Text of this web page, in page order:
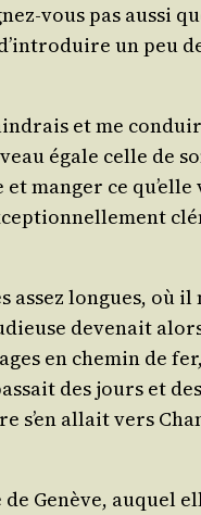
vous pas aus­si
un peu
et me
égale celle de
man­ger ce qu’elle
longues, où il
deve­nait
en che­min de
des jours et
s’en allait vers
Genève, auquel